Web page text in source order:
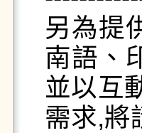
另為提
南語、
並以互
需求,將